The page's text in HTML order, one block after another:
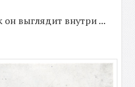
выглядит внутри ...